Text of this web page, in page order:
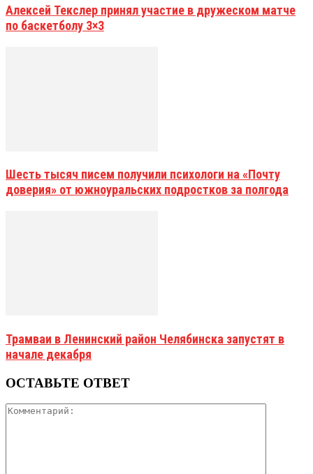
Алексей Текслер принял участие в дружеском матче
по баскетболу 3×3
Шесть тысяч писем получили психологи на «Почту
доверия» от южноуральских подростков за полгода
Трамваи в Ленинский район Челябинска запустят в
начале декабря
ОСТАВЬТЕ ОТВЕТ